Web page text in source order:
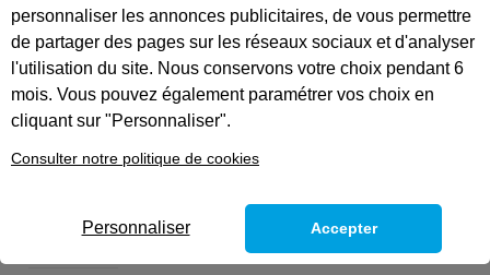
Contrat de professionnalisation
Conseiller relation client
(Conseiller clientèle) à
distance F/H - alternance
Hauts-de-FrancePubliée le 07/11/2025
personnaliser les annonces publicitaires, de vous permettre
de partager des pages sur les réseaux sociaux et d'analyser
l'utilisation du site. Nous conservons votre choix pendant 6
mois. Vous pouvez également paramétrer vos choix en
cliquant sur "Personnaliser".
Consulter notre politique de cookies
Personnaliser Accepter